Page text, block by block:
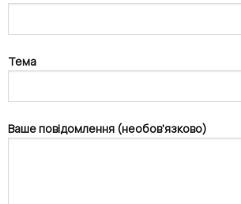
Тема
Ваше повідомлення (необов'язково)